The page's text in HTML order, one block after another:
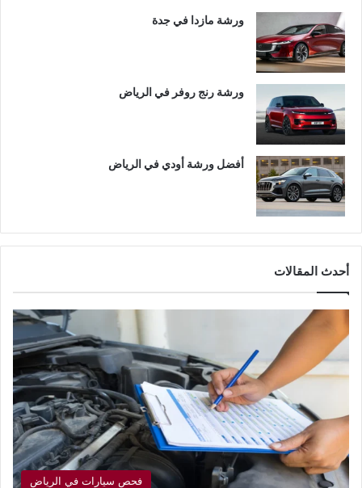
ورشة مازدا في جدة
ورشة رنج روفر في الرياض
أفضل ورشة أودي في الرياض
أحدث المقالات
فحص سيارات في الرياض